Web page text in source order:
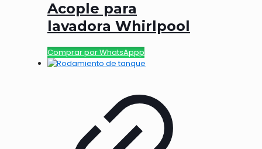
Acople para
lavadora Whirlpool
Comprar por WhatsAppp